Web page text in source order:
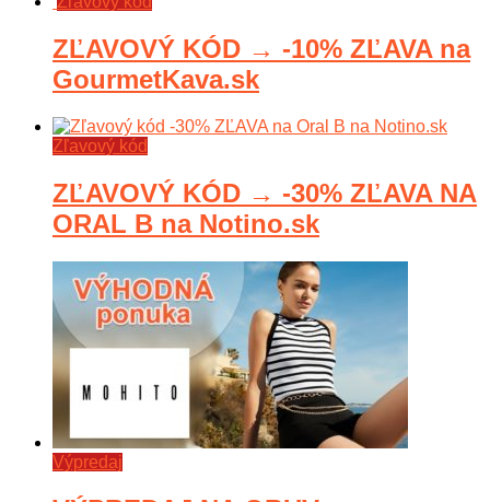
ZĽAVOVÝ KÓD → -10% ZĽAVA na
GourmetKava.sk
Zľavový kód
ZĽAVOVÝ KÓD → -30% ZĽAVA NA
ORAL B na Notino.sk
Výpredaj